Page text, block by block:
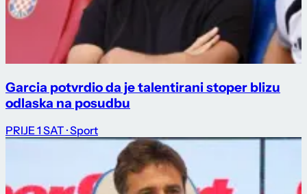
Garcia potvrdio da je talentirani stoper blizu
odlaska na posudbu
PRIJE 1 SAT · Sport